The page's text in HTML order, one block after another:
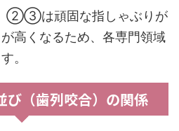
②③は頑固な指しゃぶりが
高くなるため、各専門領域
。
び（歯列咬合）の関係